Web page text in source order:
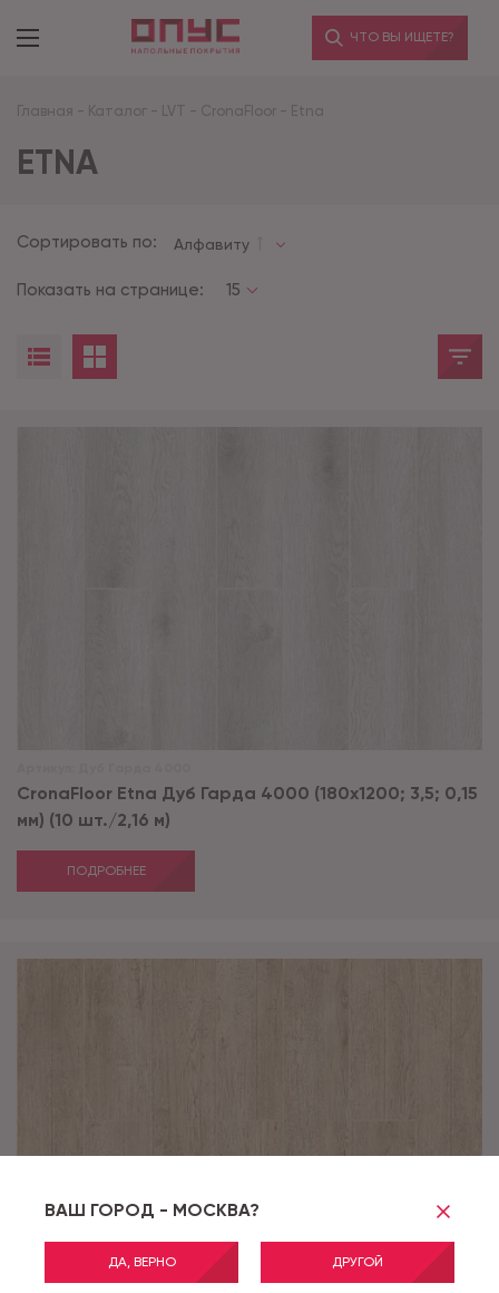
ВАШ ГОРОД - МОСКВА?
ДА, ВЕРНО ДРУГОЙ
ЧТО ВЫ ИЩЕТЕ?
Главная - Каталог - LVT - CronaFloor - Etna
ETNA
Сортировать по: Алфавиту
Показать на странице: 15
CronaFloor Etna Дуб Гарда 4000 (180x1200; 3,5; 0,15
мм) (10 шт./2,16 м)
ПОДРОБНЕЕ